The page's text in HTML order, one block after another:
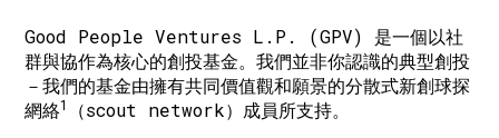
Good People Ventures L.P. (GPV) 是一個以社
群與協作為核心的創投基金。我們並非你認識的典型創投
－我們的基金由擁有共同價值觀和願景的分散式新創球探
網絡1
（scout network）成員所支持。